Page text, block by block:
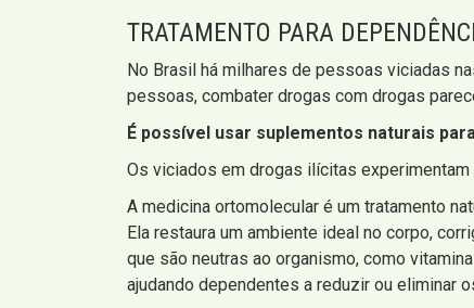
TRATAMENTO PARA
No Brasil há milhares de pessoas viciadas
pessoas, combater drogas com drogas
É possível usar suplementos naturais
Os viciados em drogas ilícitas
A medicina ortomolecular é um tratamento
Ela restaura um ambiente ideal no corpo,
que são neutras ao organismo, como
ajudando dependentes a reduzir ou eliminar